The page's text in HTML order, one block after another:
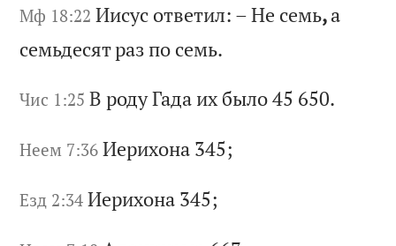
Мф 18:22 Иисус ответил: –Не семь,а
семьдесятраз по семь.
Чис 1:25 ВродуГада ихбыло 45 650.
Неем 7:36 Иерихона 345;
Езд 2:34 Иерихона 345;